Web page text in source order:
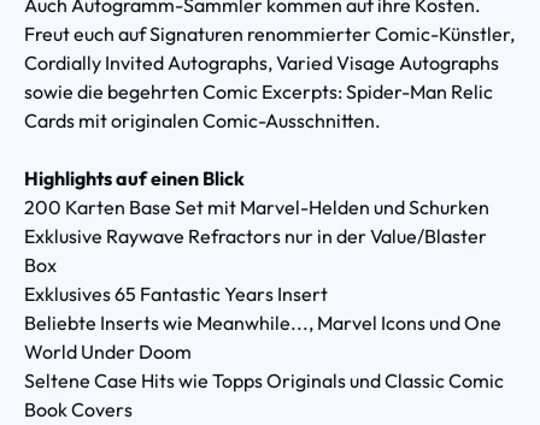
Auch Autogramm-Sammler kommen auf ihre Kosten.
Freut euch auf Signaturen renommierter Comic-Künstler,
Cordially Invited Autographs, Varied Visage Autographs
sowie die begehrten Comic Excerpts: Spider-Man Relic
Cards mit originalen Comic-Ausschnitten.
Highlights auf einen Blick
200 Karten Base Set mit Marvel-Helden und Schurken
Exklusive Raywave Refractors nur in der Value/Blaster
Box
Exklusives 65 Fantastic Years Insert
Beliebte Inserts wie Meanwhile..., Marvel Icons und One
World Under Doom
Seltene Case Hits wie Topps Originals und Classic Comic
Book Covers